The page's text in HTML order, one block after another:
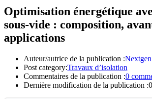
Optimisation énergétique
sous-vide : composition,
applications
Auteur/autrice de la publication :Nextgen
Post category:Travaux d’isolation
Commentaires de la publication :0
Dernière modification de la publication :